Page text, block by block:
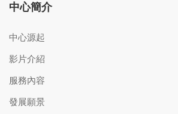
中心簡介
中心源起
影片介紹
服務內容
發展願景